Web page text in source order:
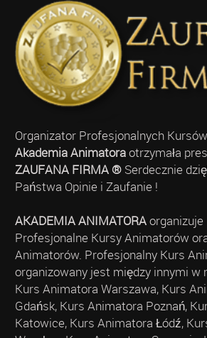
Organizator Profesjonalnych
Akademia Animatoraotrzymała
ZAUFANA FIRMA ®Serdecznie
Państwa Opinie i Zaufanie !
AKADEMIA ANIMATORAorganizuje
Profesjonalne Kursy Animatorów
Animatorów. Profesjonalny Kurs
organizowany jest między innymi w
Kurs Animatora Warszawa, Kurs
Gdańsk, Kurs Animatora Poznań,
Katowice, Kurs Animatora Łódź,